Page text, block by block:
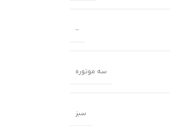
–
سه موتوره
سبز